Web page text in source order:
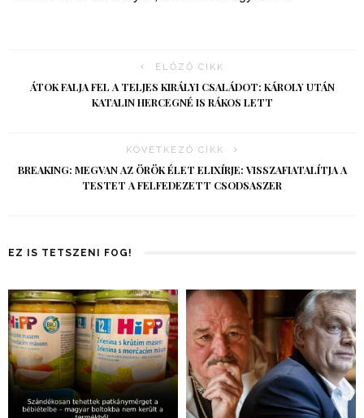
ELŐZŐ CIKK
ÁTOK FALJA FEL A TELJES KIRÁLYI CSALÁDOT: KÁROLY UTÁN
KATALIN HERCEGNÉ IS RÁKOS LETT
KÖVETKEZŐ CIKK
BREAKING: MEGVAN AZ ÖRÖK ÉLET ELIXÍRJE: VISSZAFIATALÍTJA A
TESTET A FELFEDEZETT CSODSASZER
EZ IS TETSZENI FOG!